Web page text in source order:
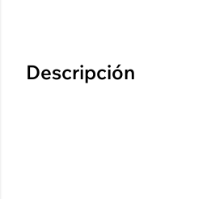
Descripción